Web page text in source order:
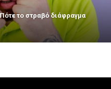
το στραβό διάφραγμα